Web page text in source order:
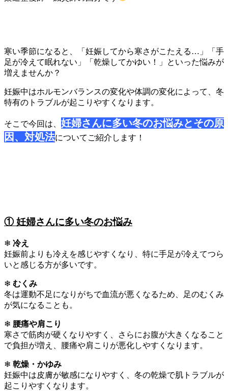
寒い季節になると、「妊娠してから寒さがこたえる…」「手
足が冷えて眠れない」「乾燥してかゆい！」といった悩みが
増えませんか？
妊娠中はホルモンバランスの変化や体調の変化によって、冬
特有のトラブルが起こりやすくなります。
そこで今回は、 妊婦さんに多い冬のお悩みとその原
因、対処法についてご紹介します！
① 妊婦さんに多い冬のお悩み
❄ 冷え
妊娠前よりも冷えを感じやすくなり、特に手足が冷えてつら
いと感じる方が多いです。
❄ むくみ
冬は運動不足になりがちで血流が悪くなるため、足のむくみ
が気になることも。
❄ 腰痛や肩こり
寒さで筋肉が硬くなりやすく、さらにお腹が大きくなること
で負担が増え、腰痛や肩こりが悪化しやすくなります。
❄ 乾燥・かゆみ
妊娠中は皮膚が敏感になりやすく、冬の乾燥で肌トラブルが
起こりやすくなります。